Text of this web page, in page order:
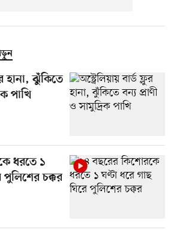
হানা, ঝুঁকিতে
পাখি
ধরতে ১
পুলিশের চক্কর